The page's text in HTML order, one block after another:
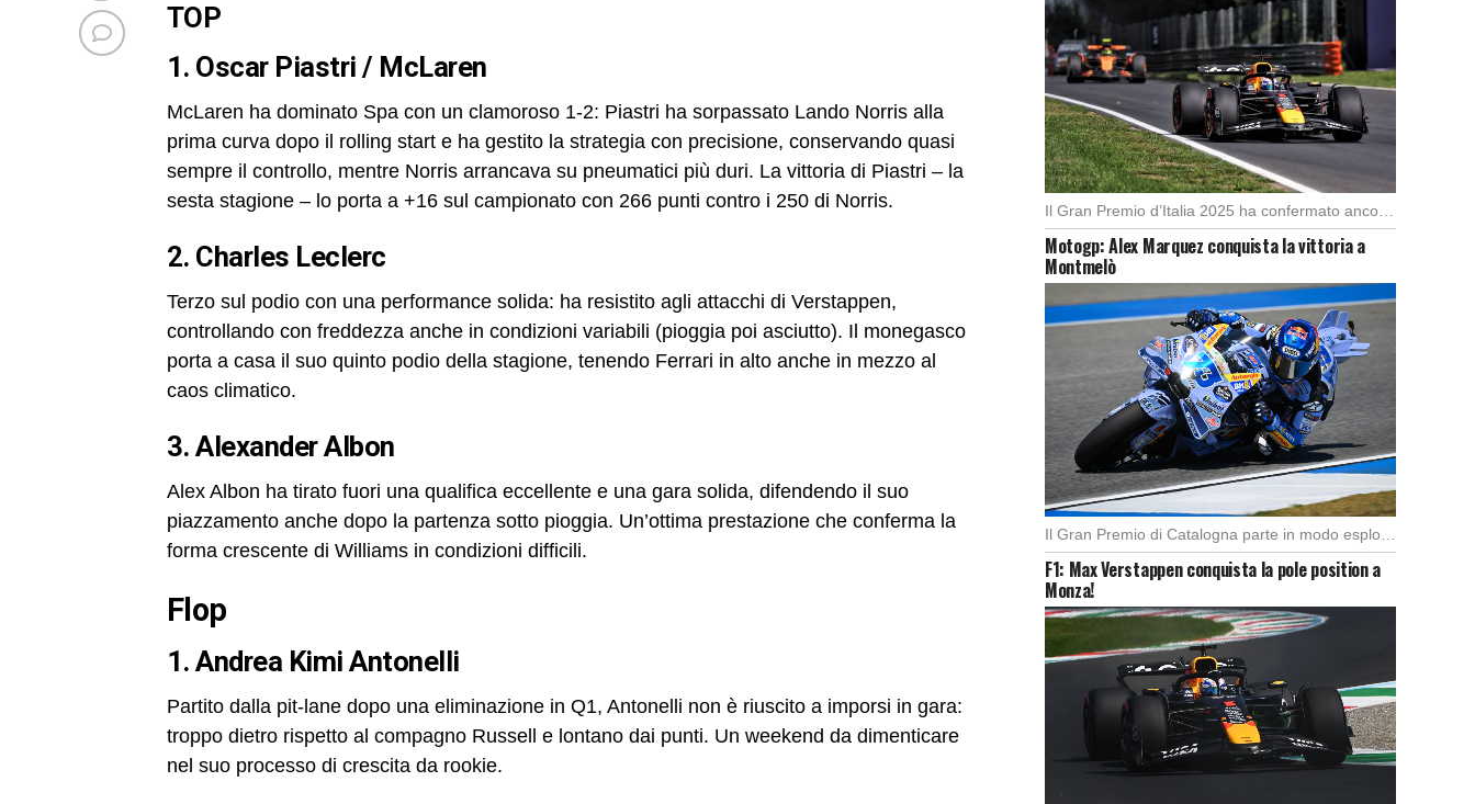
TOP
1. Oscar Piastri / McLaren
McLaren ha dominato Spa con un clamoroso 1‑2: Piastri ha sorpassato Lando Norris alla
prima curva dopo il rolling start e ha gestito la strategia con precisione, conservando quasi
sempre il controllo, mentre Norris arrancava su pneumatici più duri. La vittoria di Piastri – la
sesta stagione – lo porta a +16 sul campionato con 266 punti contro i 250 di Norris.
2. Charles Leclerc
Terzo sul podio con una performance solida: ha resistito agli attacchi di Verstappen,
controllando con freddezza anche in condizioni variabili (pioggia poi asciutto). Il monegasco
porta a casa il suo quinto podio della stagione, tenendo Ferrari in alto anche in mezzo al
caos climatico.
3. Alexander Albon
Alex Albon ha tirato fuori una qualifica eccellente e una gara solida, difendendo il suo
piazzamento anche dopo la partenza sotto pioggia. Un’ottima prestazione che conferma la
forma crescente di Williams in condizioni difficili.
Flop
1. Andrea Kimi Antonelli
Partito dalla pit‑lane dopo una eliminazione in Q1, Antonelli non è riuscito a imporsi in gara:
troppo dietro rispetto al compagno Russell e lontano dai punti. Un weekend da dimenticare
nel suo processo di crescita da rookie.
Motogp: Alex Marquez conquista la vittoria a
Montmelò
Il Gran Premio di Catalogna parte in modo esplosivo con un’ottima partenza di Alex Marquez, […]
F1: Max Verstappen conquista la pole position a
Monza!